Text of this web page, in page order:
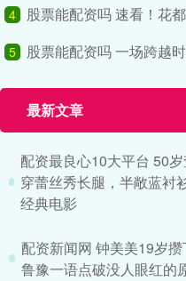
4 股票能配资吗 速看！花
5 股票能配资吗 一场跨越
最新文章
配资最良心10大平台 50
穿蕾丝秀长腿，半敞蓝衬
经典电影
配资新闻网 钟美美19岁攒
鲁豫一语点破没人眼红的